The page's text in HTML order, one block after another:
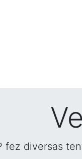
fez diversas